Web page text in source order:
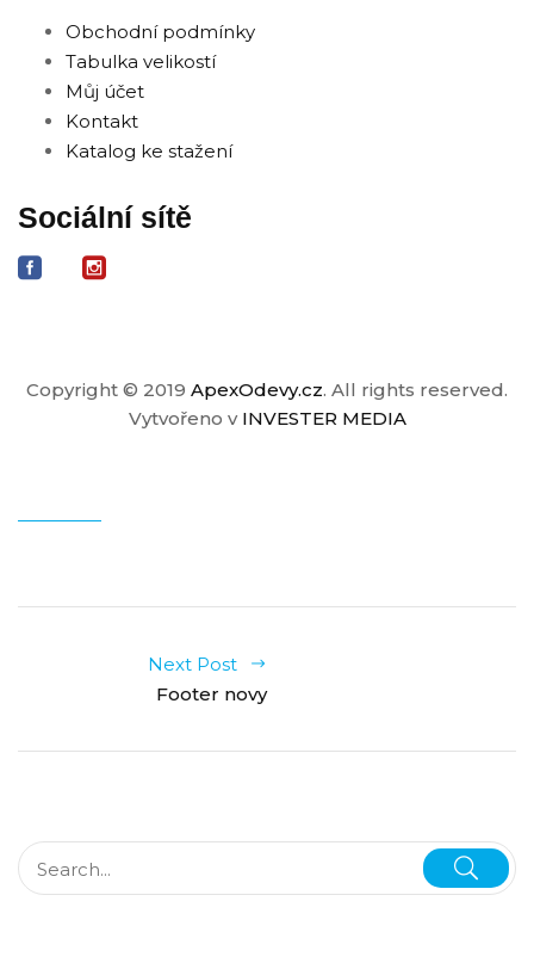
Obchodní podmínky
Tabulka velikostí
Můj účet
Kontakt
Katalog ke stažení
Sociální sítě
Copyright © 2019 ApexOdevy.cz. All rights reserved.
Vytvořeno v INVESTER MEDIA
Next Post
Footer novy